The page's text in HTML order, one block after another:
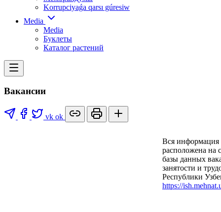
Korrupciyaǵa qarsı gúresiw
Media
Media
Буклеты
Каталог растений
Вакансии
vk ok
Вся информация
расположена на
базы данных
занятости и
Республики
https://